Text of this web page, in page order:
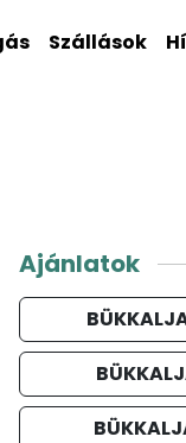
Szállások
Ajánlatok